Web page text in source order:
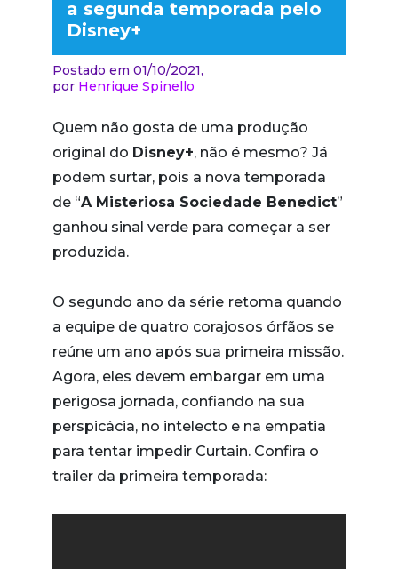
a segunda temporada pelo
Disney+
Postado em 01/10/2021,
por Henrique Spinello
Quem não gosta de uma produção
original do Disney+, não é mesmo? Já
podem surtar, pois a nova temporada
de “A Misteriosa Sociedade Benedict”
ganhou sinal verde para começar a ser
produzida.
O segundo ano da série retoma quando
a equipe de quatro corajosos órfãos se
reúne um ano após sua primeira missão.
Agora, eles devem embargar em uma
perigosa jornada, confiando na sua
perspicácia, no intelecto e na empatia
para tentar impedir Curtain. Confira o
trailer da primeira temporada: